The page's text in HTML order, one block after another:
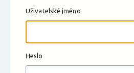
Uživatelské jméno
Heslo